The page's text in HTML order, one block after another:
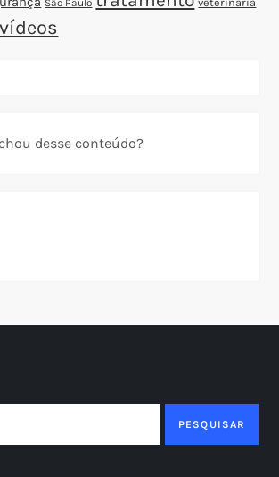
São Paulo
vídeos
desse conteúdo?
PESQUISAR